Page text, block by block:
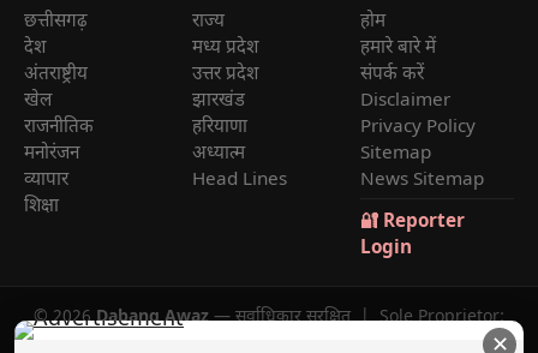
छत्तीसगढ़
देश
अंतराष्ट्रीय
खेल
राजनीतिक
मनोरंजन
व्यापार
शिक्षा
राज्य
मध्य प्रदेश
उत्तर प्रदेश
झारखंड
हरियाणा
अध्यात्म
Head Lines
होम
हमारे बारे में
संपर्क करें
Disclaimer
Privacy Policy
Sitemap
News Sitemap
🔐 Reporter
Login
© 2026Dabang Awaz— सर्वाधिकार सुरक्षित | Sole Proprietor:
Rana Sikander Singh | Reg. No. 4622012201006321, Raipur
✕